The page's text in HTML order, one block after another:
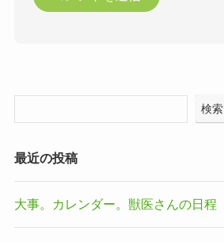
検索
最近の投稿
大事。カレンダー。獣医さんの日程